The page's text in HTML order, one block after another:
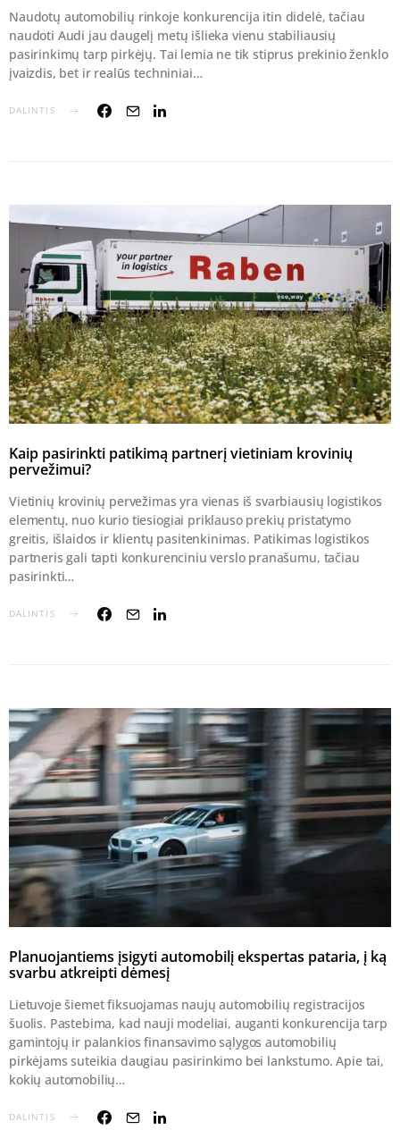
Naudotų automobilių rinkoje konkurencija itin didelė, tačiau
naudoti Audi jau daugelį metų išlieka vienu stabiliausių
pasirinkimų tarp pirkėjų. Tai lemia ne tik stiprus prekinio ženklo
įvaizdis, bet ir realūs techniniai…
DALINTIS
Kaip pasirinkti patikimą partnerį vietiniam krovinių
pervežimui?
Vietinių krovinių pervežimas yra vienas iš svarbiausių logistikos
elementų, nuo kurio tiesiogiai priklauso prekių pristatymo
greitis, išlaidos ir klientų pasitenkinimas. Patikimas logistikos
partneris gali tapti konkurenciniu verslo pranašumu, tačiau
pasirinkti…
DALINTIS
Planuojantiems įsigyti automobilį ekspertas pataria, į ką
svarbu atkreipti dėmesį
Lietuvoje šiemet fiksuojamas naujų automobilių registracijos
šuolis. Pastebima, kad nauji modeliai, auganti konkurencija tarp
gamintojų ir palankios finansavimo sąlygos automobilių
pirkėjams suteikia daugiau pasirinkimo bei lankstumo. Apie tai,
kokių automobilių…
DALINTIS